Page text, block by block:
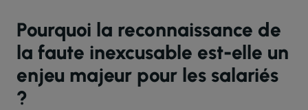
Pourquoi la reconnaissance de
la faute inexcusable est-elle un
enjeu majeur pour les salariés
?